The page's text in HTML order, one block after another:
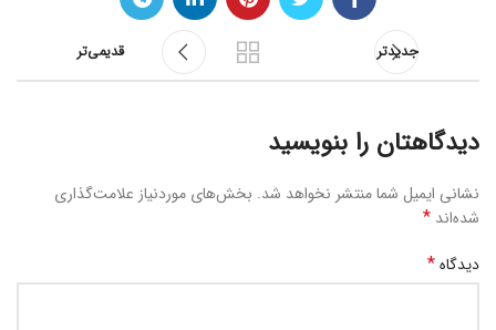
جدیدتر قدیمی‌تر
دیدگاهتان را بنویسید
نشانی ایمیل شما منتشر نخواهد شد. بخش‌های موردنیاز علامت‌گذاری
شده‌اند *
دیدگاه*